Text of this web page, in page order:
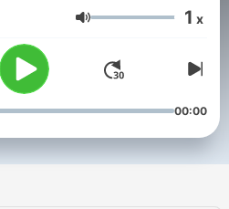
Volumen 1 x
00:00